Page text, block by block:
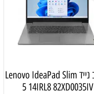
מחשב נייד Lenovo IdeaPad Slim
5 14IRL8 82XD0035IV